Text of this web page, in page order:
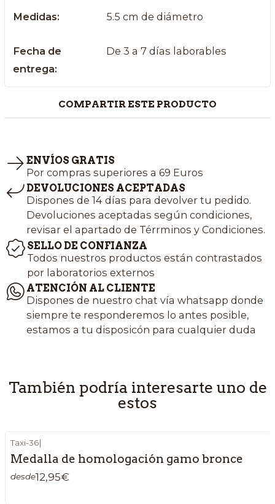
Medidas: 5.5 cm de diámetro
Fecha de
entrega:
De 3 a 7 días laborables
COMPARTIR ESTE PRODUCTO
ENVÍOS GRATIS
Por compras superiores a 69 Euros
DEVOLUCIONES ACEPTADAS
Dispones de 14 días para devolver tu pedido.
Devoluciones aceptadas según condiciones,
revisar el apartado de Térrminos y Condiciones.
SELLO DE CONFIANZA
Todos nuestros productos están contrastados
por laboratorios externos
ATENCIÓN AL CLIENTE
Dispones de nuestro chat vía whatsapp donde
siempre te responderemos lo antes posible,
estamos a tu disposicón para cualquier duda
También podría interesarte uno de
estos
Taxi-36|
Medalla de homologación gamo bronce
desde12,95€